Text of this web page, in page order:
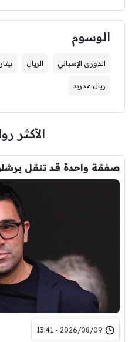
الوسوم
الدوري الإسباني الريال
ريال مدريد
الأكثر
صفقة واحدة قد تنقل
2026/08/09 - 13:41